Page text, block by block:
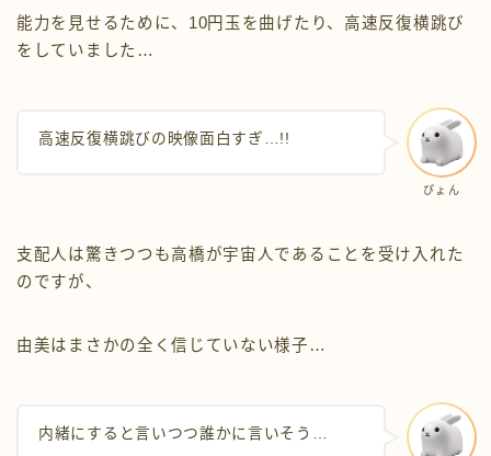
能力を見せるために、10円玉を曲げたり、高速反復横跳び
をしていました…
ぴょん
高速反復横跳びの映像面白すぎ…!!
支配人は驚きつつも高橋が宇宙人であることを受け入れた
のですが、
由美はまさかの全く信じていない様子…
内緒にすると言いつつ誰かに言いそう…